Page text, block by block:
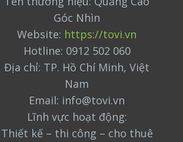
Góc Nhìn
Website: https://tovi.vn
Hotline: 0912 502 060
Địa chỉ: TP. Hồ Chí Minh, Việt
Nam
Email: info@tovi.vn
Lĩnh vực hoạt động:
Thiết kế – thi công – cho thuê